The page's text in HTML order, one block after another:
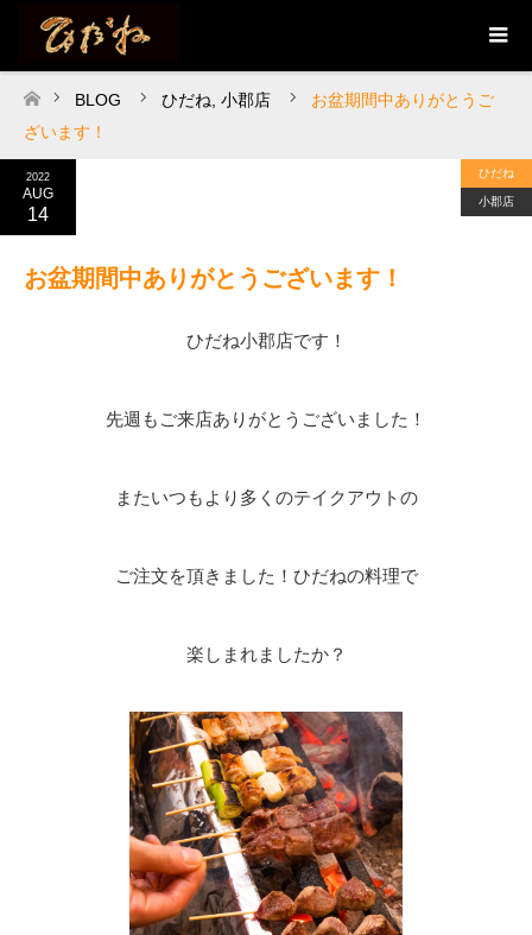
ホーム
BLOG ひだね 小郡店
お盆期間中ありがとうご
ざいます！
2022
AUG
14
ひだね
小郡店
お盆期間中ありがとうございます！
ひだね小郡店です！
先週もご来店ありがとうございました！
またいつもより多くのテイクアウトの
ご注文を頂きました！ひだねの料理で
楽しまれましたか？